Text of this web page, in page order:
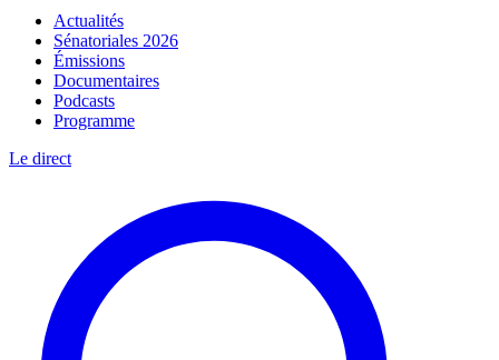
Actualités
Sénatoriales 2026
Émissions
Documentaires
Podcasts
Programme
Le direct